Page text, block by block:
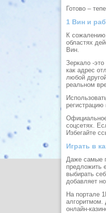
Готово –
1 Вин и
К
областях
Вин.
Зеркало -
как адрес
любой
реальном
соцсетях.
Избегайте
Играть в
Даже самые
предложить
выбирать
добавляет
На портале
алгоритмом.
онлайн-